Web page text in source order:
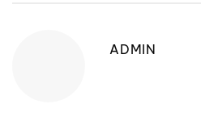
ADMIN